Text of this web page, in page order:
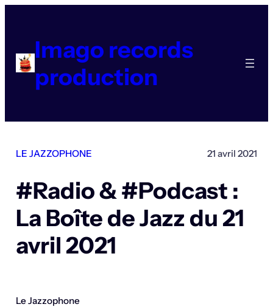
contenuImago records
production
LE JAZZOPHONE 21 avril 2021
#Radio & #Podcast :
La Boîte de Jazz du 21
avril 2021
Le Jazzophone